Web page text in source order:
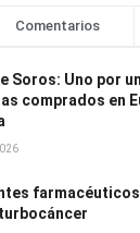
Comentarios
Soros: Uno por
comprados en